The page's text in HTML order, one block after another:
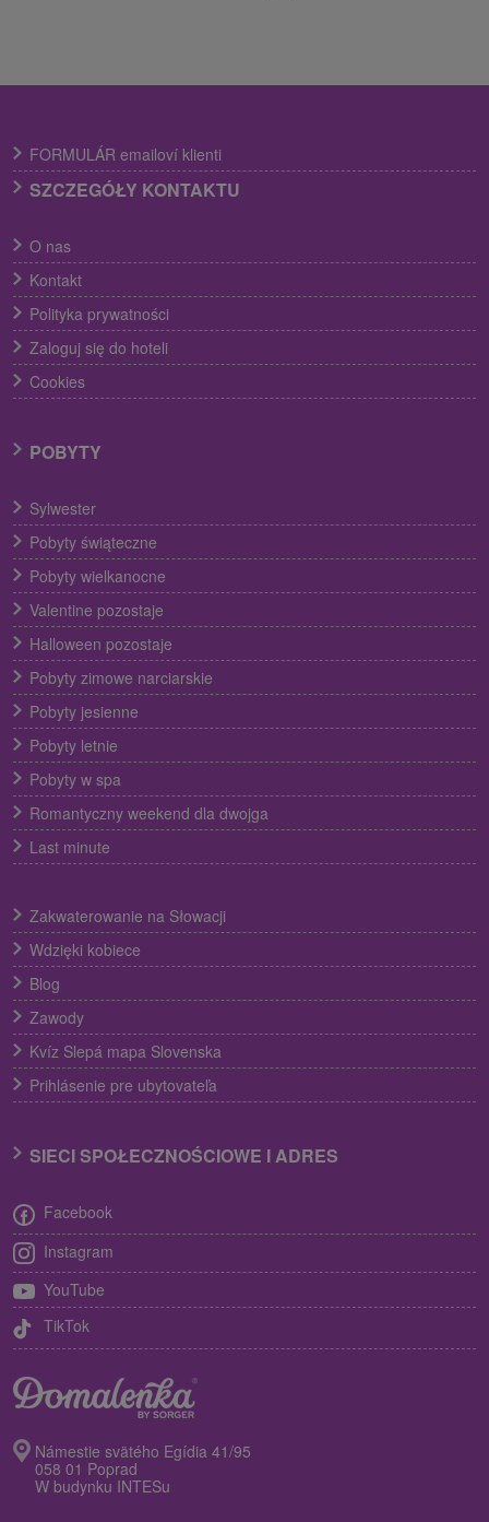
FORMULÁR emailoví klienti
SZCZEGÓŁY KONTAKTU
O nas
Kontakt
Polityka prywatności
Zaloguj się do hoteli
Cookies
POBYTY
Sylwester
Pobyty świąteczne
Pobyty wielkanocne
Valentine pozostaje
Halloween pozostaje
Pobyty zimowe narciarskie
Pobyty jesienne
Pobyty letnie
Pobyty w spa
Romantyczny weekend dla dwojga
Last minute
Zakwaterowanie na Słowacji
Wdzięki kobiece
Blog
Zawody
Kvíz Slepá mapa Slovenska
Prihlásenie pre ubytovateľa
SIECI SPOŁECZNOŚCIOWE I ADRES
Facebook
Instagram
YouTube
TikTok
Námestie svätého Egídia 41/95
058 01 Poprad
W budynku INTESu